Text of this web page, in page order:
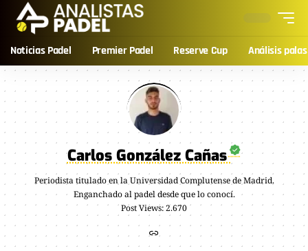
Noticias Padel Premier Padel Reserve Cup Análisis palas
Carlos González Cañas
Periodista titulado en la Universidad Complutense de Madrid.
Enganchado al padel desde que lo conocí.
Post Views: 2.670